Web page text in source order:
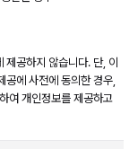
공하지 않습니다. 단, 이
에 사전에 동의한 경우,
여 개인정보를 제공하고